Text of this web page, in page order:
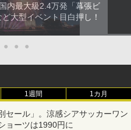
内最大級2.4万発「幕張ビ
大型イベント目白押し！
● ● ●
1週間 1カ月
セール」。涼感シアサッカーワン
ョーツは1990円に